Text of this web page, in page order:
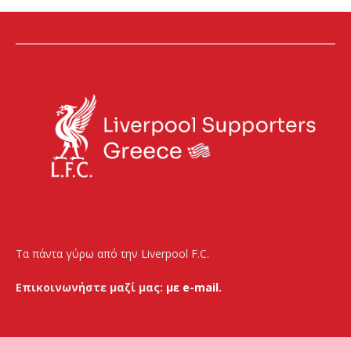
Τα πάντα γύρω από την Liverpool F.C.
Επικοινωνήστε μαζί μας: με e-mail.